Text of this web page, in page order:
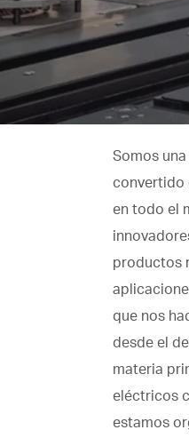
Somos
convertido
en todo el
productos
que nos
desde el
materia
eléctricos
estamos